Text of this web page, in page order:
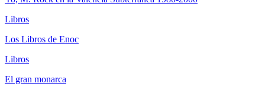
Libros
Los Libros de Enoc
Libros
El gran monarca